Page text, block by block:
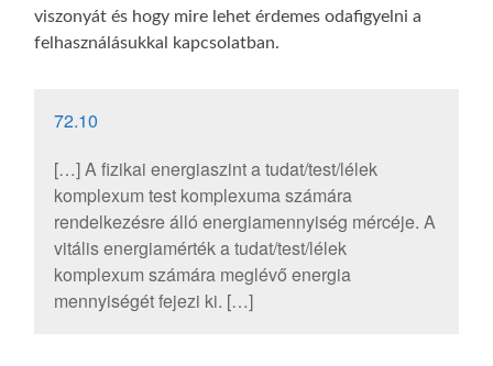
viszonyát és hogy mire lehet érdemes odafigyelni a
felhasználásukkal kapcsolatban.
72.10
[…] A fizikai energiaszint a tudat/test/lélek
komplexum test komplexuma számára
rendelkezésre álló energiamennyiség mércéje. A
vitális energiamérték a tudat/test/lélek
komplexum számára meglévő energia
mennyiségét fejezi ki. […]